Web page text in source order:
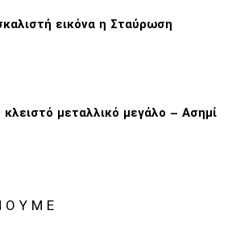
εικόνα η Σταύρωση
κλειστό μεταλλικό μεγάλο – Ασημί